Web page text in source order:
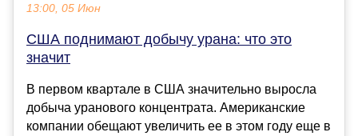
13:00, 05 Июн
США поднимают добычу урана: что это
значит
В первом квартале в США значительно выросла
добыча уранового концентрата. Американские
компании обещают увеличить ее в этом году еще в